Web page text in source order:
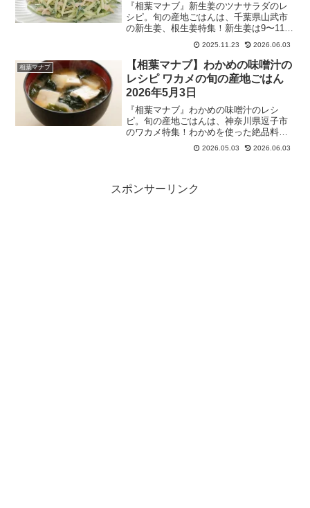
『相葉マナブ』新生姜のツナサラダのレ
シピ。旬の産地ごはんは、千葉県山武市
の新生姜、根生姜特集！新生姜は9〜11月
に収穫され、根生姜は土の中で熟成させ
新生姜と比べて辛みが強いのが特徴。
2025年11月23日
2025.11.23 2026.06.03
相葉マナブ
【相葉マナブ】わかめの味噌汁の
レシピ ワカメの旬の産地ごはん
2026年5月3日
『相葉マナブ』わかめの味噌汁のレシ
ピ。旬の産地ごはんは、神奈川県逗子市
のワカメ特集！わかめを使った絶品料理
を地元の方から学ぶ。Travis Japanの七
五三掛と一緒に、わかめの養殖場でわか
業もお手伝い。2026年5月3日
2026.05.03 2026.06.03
スポンサーリンク